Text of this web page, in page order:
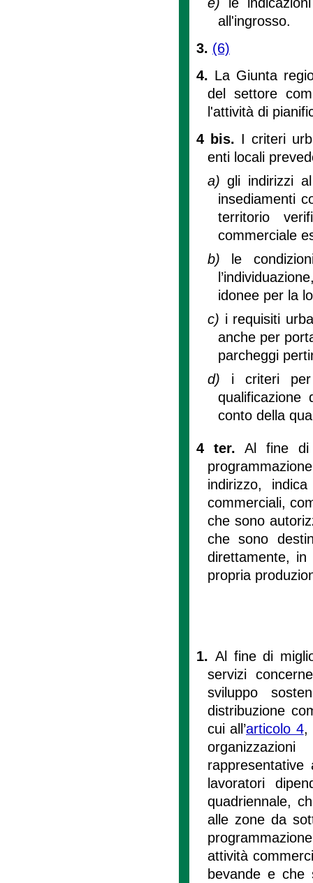
all'ingrosso.
3. (6)
4. La Giunta
del settore
l'attività di
4 bis. I criteri
enti locali
a)gli indirizzi
insediamenti
territorio
commerciale
b)
le
idonee per la
c) i requisiti
anche per
parcheggi
d) i criteri per
qualificazione
conto della
4 ter.Al fine di
indirizzo,
commerciali,
che sono
che sono
direttamente,
propria
1. Al fine di
servizi
sviluppo
distribuzione
cui all’articolo 4,
lavoratori
quadriennale,
alle zone da
attività
bevande e che